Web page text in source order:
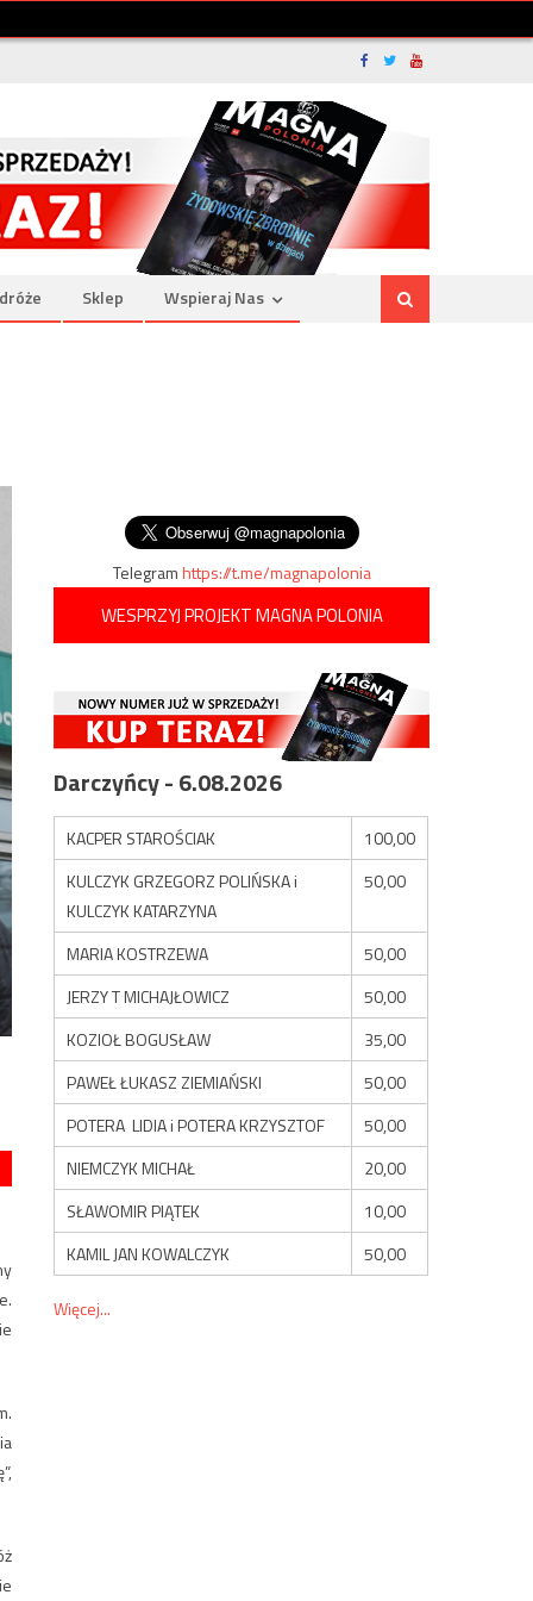
Sklep Wspieraj Nas
Telegramhttps://t.me/magnapolonia
WESPRZYJ PROJEKT MAGNA POLONIA
Darczyńcy - 6.08.2026
KACPER STAROŚCIAK
100,00
KULCZYK GRZEGORZ POLIŃSKA i
KULCZYK KATARZYNA
50,00
MARIA KOSTRZEWA
50,00
JERZY T MICHAJŁOWICZ
50,00
KOZIOŁ BOGUSŁAW
35,00
PAWEŁ ŁUKASZ ZIEMIAŃSKI
50,00
POTERA LIDIA i POTERA KRZYSZTOF
50,00
NIEMCZYK MICHAŁ
20,00
SŁAWOMIR PIĄTEK
10,00
KAMIL JAN KOWALCZYK
50,00
Więcej...